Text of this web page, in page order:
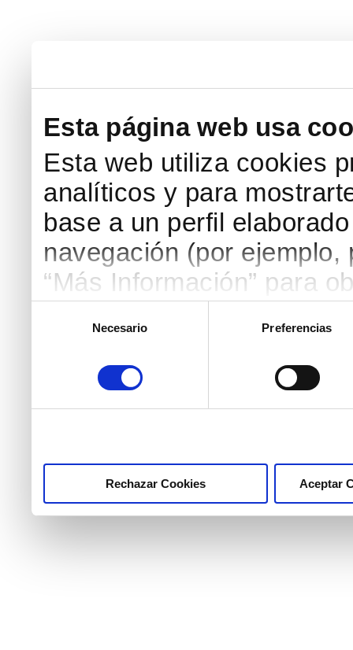
Esta página web usa
Esta web utiliza cookies
analíticos y para
base a un perfil
navegación (por
“Más Información” para
necesarias haciendo
marcar las casillas de
Necesario Preferencias
Rechazar Cookies Aceptar